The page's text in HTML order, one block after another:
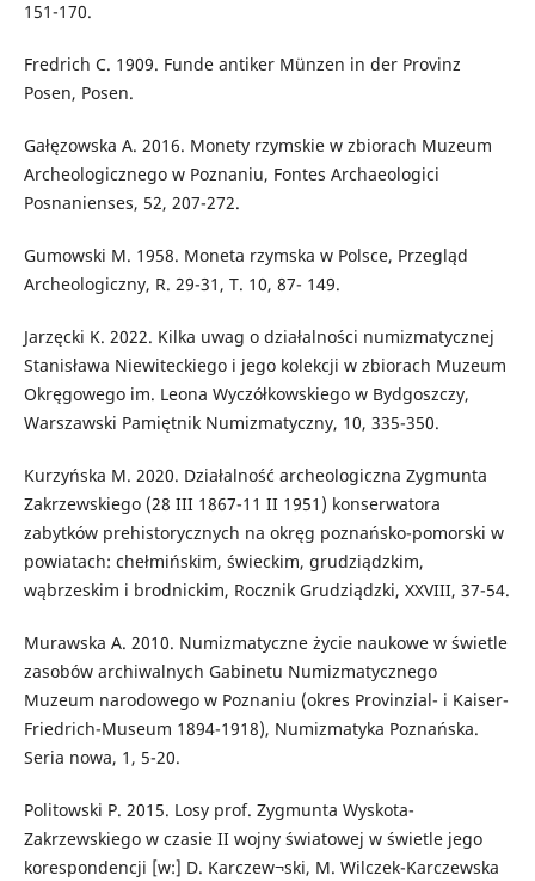
151-170.
Fredrich C. 1909. Funde antiker Münzen in der Provinz
Posen, Posen.
Gałęzowska A. 2016. Monety rzymskie w zbiorach Muzeum
Archeologicznego w Poznaniu, Fontes Archaeologici
Posnanienses, 52, 207-272.
Gumowski M. 1958. Moneta rzymska w Polsce, Przegląd
Archeologiczny, R. 29-31, T. 10, 87- 149.
Jarzęcki K. 2022. Kilka uwag o działalności numizmatycznej
Stanisława Niewiteckiego i jego kolekcji w zbiorach Muzeum
Okręgowego im. Leona Wyczółkowskiego w Bydgoszczy,
Warszawski Pamiętnik Numizmatyczny, 10, 335-350.
Kurzyńska M. 2020. Działalność archeologiczna Zygmunta
Zakrzewskiego (28 III 1867-11 II 1951) konserwatora
zabytków prehistorycznych na okręg poznańsko-pomorski w
powiatach: chełmińskim, świeckim, grudziądzkim,
wąbrzeskim i brodnickim, Rocznik Grudziądzki, XXVIII, 37-54.
Murawska A. 2010. Numizmatyczne życie naukowe w świetle
zasobów archiwalnych Gabinetu Numizmatycznego
Muzeum narodowego w Poznaniu (okres Provinzial- i Kaiser-
Friedrich-Museum 1894-1918), Numizmatyka Poznańska.
Seria nowa, 1, 5-20.
Politowski P. 2015. Losy prof. Zygmunta Wyskota-
Zakrzewskiego w czasie II wojny światowej w świetle jego
korespondencji [w:] D. Karczew¬ski, M. Wilczek-Karczewska